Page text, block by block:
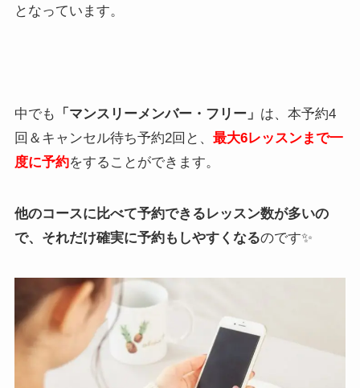
となっています。
中でも 「マンスリーメンバー・フリー」 は、本予約4
回＆キャンセル待ち予約2回と、 最大6レッスンまで一
度に予約をすることができます。
他のコースに比べて予約できるレッスン数が多いの
で、それだけ確実に予約もしやすくなるのです✨